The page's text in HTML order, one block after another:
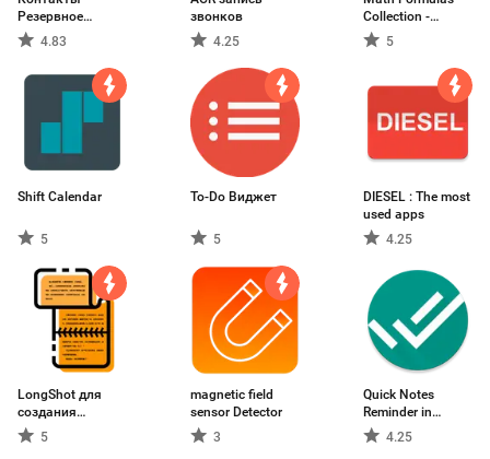
Резервное
копирование
4.83
звонков
4.25
Collection -
Complete &
Calculator
5
Shift Calendar
5
To-Do Виджет
5
DIESEL : The most
used apps
4.25
LongShot для
создания
длинных
скриншотов
5
magnetic field
sensor Detector
3
Quick Notes
Reminder in
notification
4.25